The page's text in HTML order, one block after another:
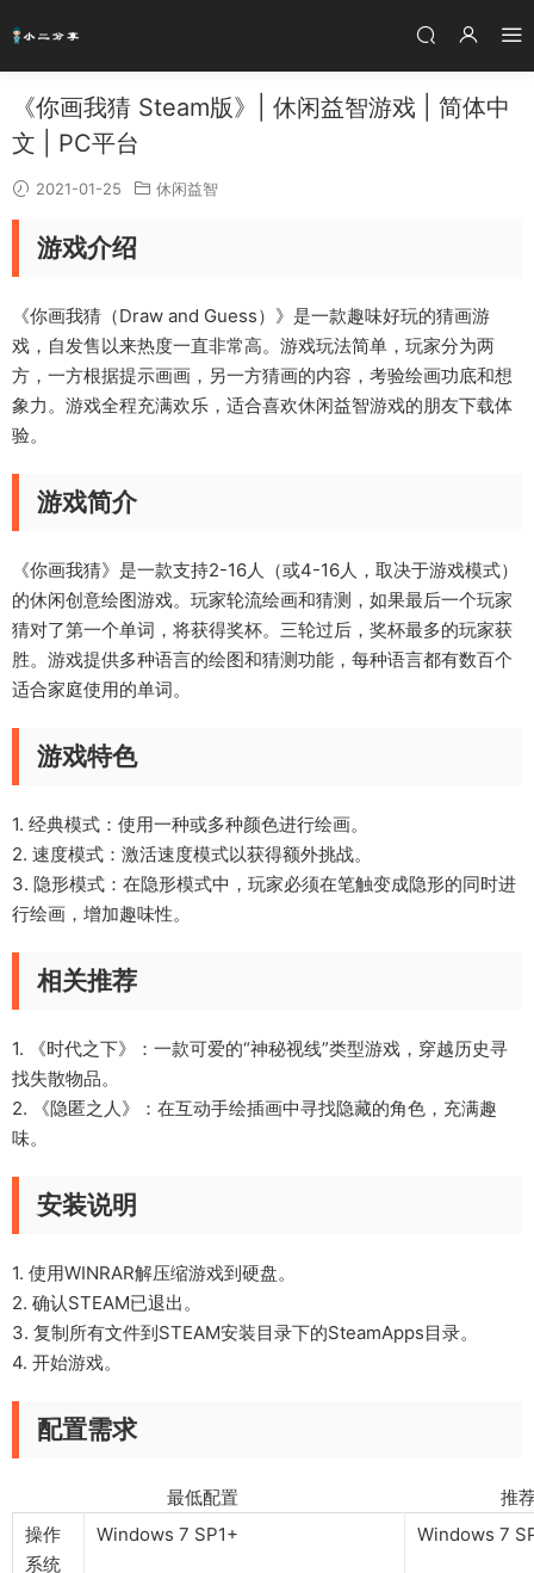
《你画我猜 Steam版》| 休闲益智游戏 | 简体中
文 | PC平台
2021-01-25 休闲益智
游戏介绍
《你画我猜（Draw and Guess）》是一款趣味好玩的猜画游
戏，自发售以来热度一直非常高。游戏玩法简单，玩家分为两
方，一方根据提示画画，另一方猜画的内容，考验绘画功底和想
象力。游戏全程充满欢乐，适合喜欢休闲益智游戏的朋友下载体
验。
游戏简介
《你画我猜》是一款支持2-16人（或4-16人，取决于游戏模式）
的休闲创意绘图游戏。玩家轮流绘画和猜测，如果最后一个玩家
猜对了第一个单词，将获得奖杯。三轮过后，奖杯最多的玩家获
胜。游戏提供多种语言的绘图和猜测功能，每种语言都有数百个
适合家庭使用的单词。
游戏特色
1. 经典模式：使用一种或多种颜色进行绘画。
2. 速度模式：激活速度模式以获得额外挑战。
3. 隐形模式：在隐形模式中，玩家必须在笔触变成隐形的同时进
行绘画，增加趣味性。
相关推荐
1. 《时代之下》：一款可爱的“神秘视线”类型游戏，穿越历史寻
找失散物品。
2. 《隐匿之人》：在互动手绘插画中寻找隐藏的角色，充满趣
味。
安装说明
1. 使用WINRAR解压缩游戏到硬盘。
2. 确认STEAM已退出。
3. 复制所有文件到STEAM安装目录下的SteamApps目录。
4. 开始游戏。
配置需求
最低配置 推荐配
操作
系统
Windows 7 SP1+ Windows 7